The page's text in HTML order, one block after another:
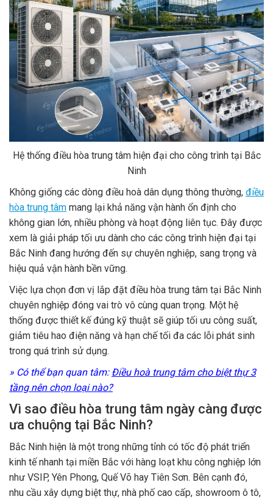
Hệ thống điều hòa trung tâm hiện đại cho công trình tại Bắc
Ninh
Không giống các dòng điều hoà dân dụng thông thường, điều
hòa trung tâm mang lại khả năng vận hành ổn định cho
không gian lớn, nhiều phòng và hoạt động liên tục. Đây được
xem là giải pháp tối ưu dành cho các công trình hiện đại tại
Bắc Ninh đang hướng đến sự chuyên nghiệp, sang trọng và
hiệu quả vận hành bền vững.
Việc lựa chọn đơn vị lắp đặt điều hòa trung tâm tại Bắc Ninh
chuyên nghiệp đóng vai trò vô cùng quan trọng. Một hệ
thống được thiết kế đúng kỹ thuật sẽ giúp tối ưu công suất,
giảm tiêu hao điện năng và hạn chế tối đa các lỗi phát sinh
trong quá trình sử dụng.
» Có thể bạn quan tâm: Điều hoà trung tâm cho biệt thự 3
tầng nên chọn loại nào?
Vì sao điều hòa trung tâm ngày càng được
ưa chuộng tại Bắc Ninh?
Bắc Ninh hiện là một trong những tỉnh có tốc độ phát triển
kinh tế nhanh tại miền Bắc với hàng loạt khu công nghiệp lớn
như VSIP, Yên Phong, Quế Võ hay Tiên Sơn. Bên cạnh đó,
nhu cầu xây dựng biệt thự, nhà phố cao cấp, showroom ô tô,